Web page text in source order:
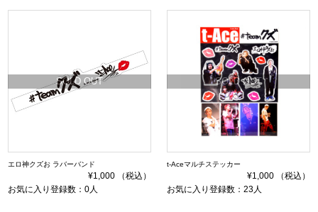
SOLD OUT
エロ神クズお ラバーバンド
¥1,000 （税込）
お気に入り登録数：0人
SOLD OUT
t-Aceマルチステッカー
¥1,000 （税込）
お気に入り登録数：23人